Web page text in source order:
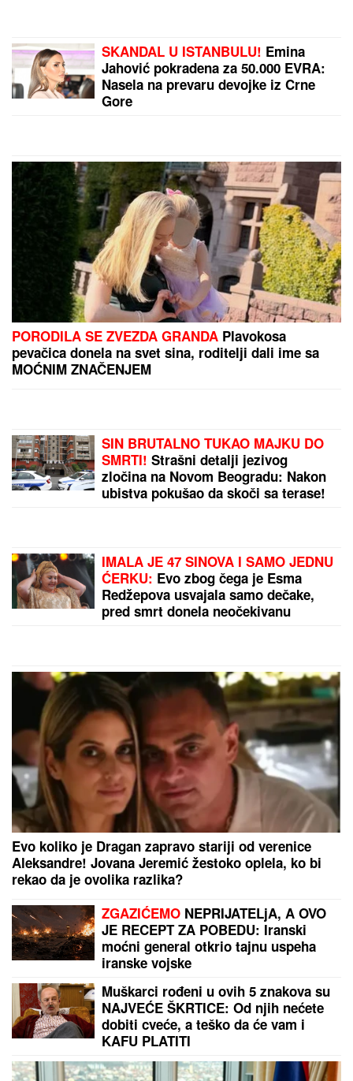
MNOGE OD OVIH PESAMA OBOŽAVATE Ovo je 10
numera koje je Dino Merlin "ukrao" od stranih
izvođača - ostaćete u čudu kad vidite spisak
"PORODICI SAM PORUČILA - NE ŽELIM DA
UMREM" Voditeljka o najvećoj intimi: "Doktori su
odmah zakazali operaciju kad su shvatili stanje
"MOJA LJUBAV JEDINA NA SVETU"
Dragan Stanković i dalje čuva
uspomene sa Jovanom Jeremić,
SKANDAL U ISTANBULU!Emina
Jahović pokradena za 50.000 EVRA:
Nasela na prevaru devojke iz Crne
PORODILA SE ZVEZDA GRANDAPlavokosa
pevačica donela na svet sina, roditelji dali ime sa
SIN BRUTALNO TUKAO MAJKU DO
SMRTI!Strašni detalji jezivog
zločina na Novom Beogradu: Nakon
ubistva pokušao da skoči sa terase!